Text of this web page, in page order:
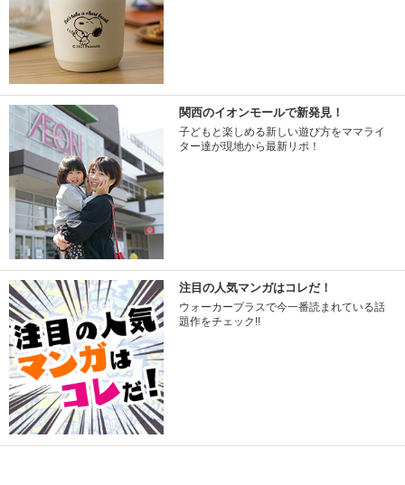
関西のイオンモールで新発見！
子どもと楽しめる新しい遊び方をママライ
ター達が現地から最新リポ！
注目の人気マンガはコレだ！
ウォーカープラスで今一番読まれている話
題作をチェック!!